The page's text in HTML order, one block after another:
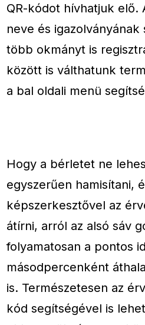
QR-kódot hívhatjuk elő.
neve és igazolványának
több okmányt is
között is válthatunk
a bal oldali menü
Hogy a bérletet ne
egyszerűen hamisítani,
képszerkesztővel az
átírni, arról az alsó sáv
folyamatosan a pontos
másodpercenként
is. Természetesen az
kód segítségével is